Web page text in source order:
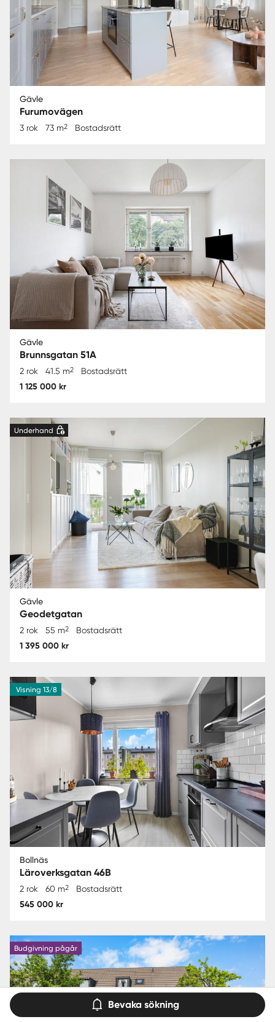
Gävle
Furumovägen
3 rok 73 m2 Bostadsrätt
Gävle
Brunnsgatan 51A
2 rok 41.5 m2 Bostadsrätt
1 125 000 kr
Underhand
Gävle
Geodetgatan
2 rok 55 m2 Bostadsrätt
1 395 000 kr
Visning 13/8
Bollnäs
Läroverksgatan 46B
2 rok 60 m2 Bostadsrätt
545 000 kr
Budgivning pågår
Bevaka sökning